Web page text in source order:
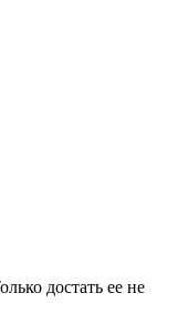
достать ее не